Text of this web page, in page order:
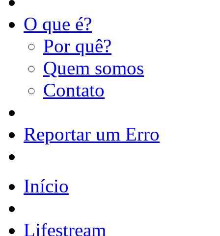
O que é?
Por quê?
Quem somos
Contato
Reportar um Erro
Início
Lifestream